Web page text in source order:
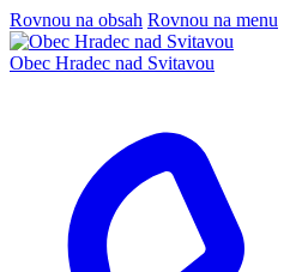
Rovnou na obsah Rovnou na menu
Obec Hradec nad Svitavou